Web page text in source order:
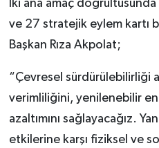
İki ana amaç
ve 27 stratejik eylem kartı
Başkan Rıza Akpolat;
“Çevresel sürdürülebilirliği
verimliliğini, yenilenebilir
azaltımını sağlayacağız.
etkilerine karşı fiziksel ve